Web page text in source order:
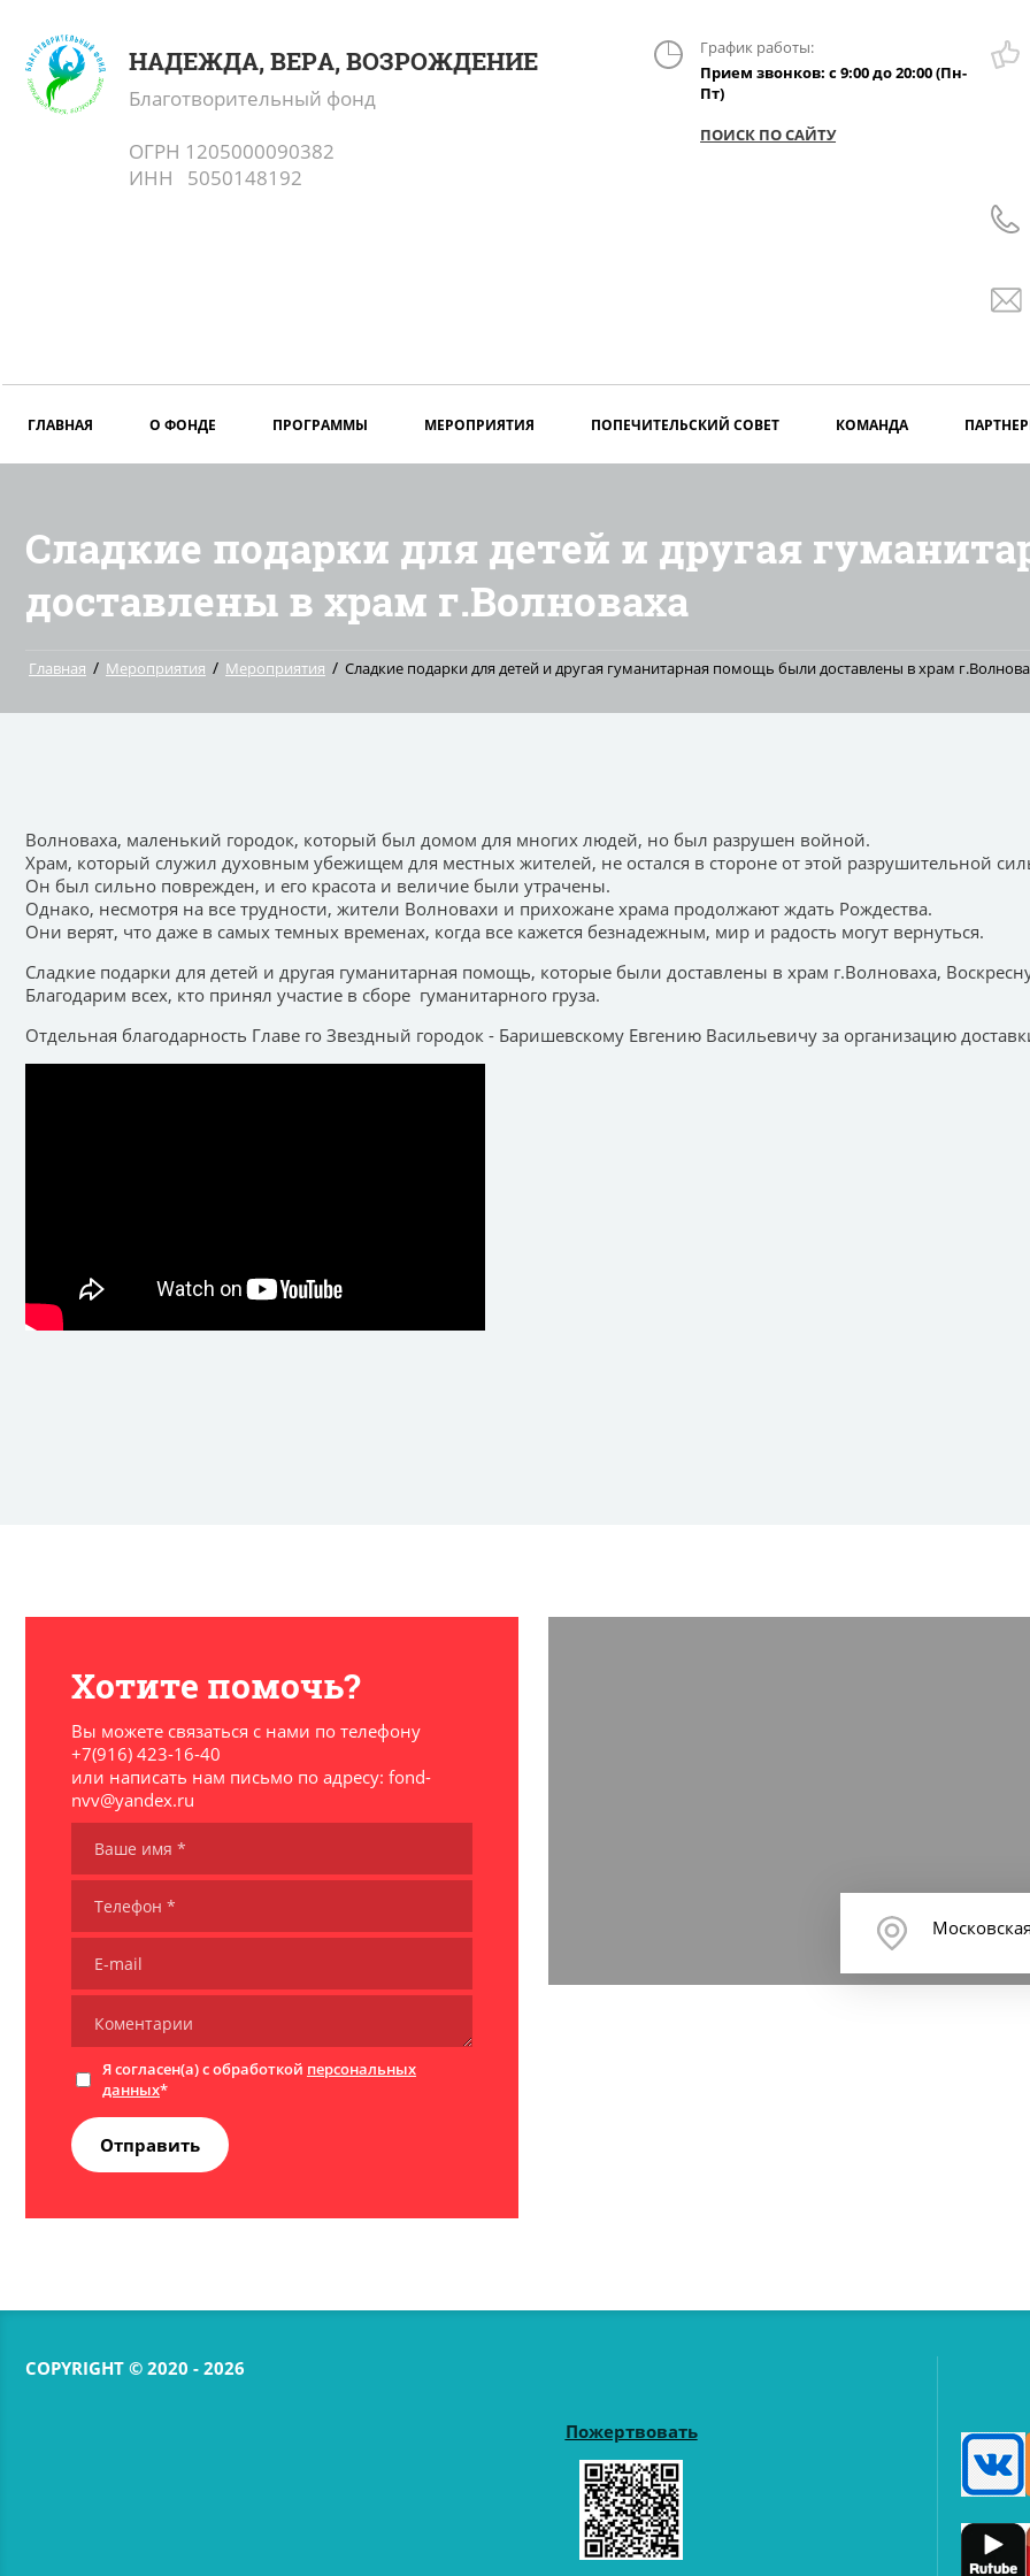
НАДЕЖДА, ВЕРА, ВОЗРОЖДЕНИЕ
Благотворительный фонд
ОГРН 1205000090382
ИНН 5050148192
График работы:
Прием звонков: с 9:00 до 20:00 (Пн-
Пт)
ПОИСК ПО САЙТУ
ГЛАВНАЯ О ФОНДЕ ПРОГРАММЫ МЕРОПРИЯТИЯ ПОПЕЧИТЕЛЬСКИЙ СОВЕТ КОМАНДА
Сладкие подарки для детей и другая
доставлены в храм г.Волноваха
Главная / Мероприятия / Мероприятия / Сладкие подарки для детей и другая гуманитарная помощь были доставлены в храм
Волноваха, маленький городок, который был домом для многих людей, но был разрушен войной.
Храм, который служил духовным убежищем для местных жителей, не остался в стороне от этой разрушительной
Он был сильно поврежден, и его красота и величие были утрачены.
Однако, несмотря на все трудности, жители Волновахи и прихожане храма продолжают ждать Рождества.
Они верят, что даже в самых темных временах, когда все кажется безнадежным, мир и радость могут вернуться.
Сладкие подарки для детей и другая гуманитарная помощь, которые были доставлены в храм г.Волноваха,
Благодарим всех, кто принял участие в сборе гуманитарного груза.
Отдельная благодарность Главе го Звездный городок - Баришевскому Евгению Васильевичу за организацию
Хотите помочь?
Вы можете связаться с нами по телефону
+7(916) 423-16-40
или написать нам письмо по адресу: fond-
nvv@yandex.ru
Я согласен(а) с обработкой персональных
данных*
Отправить
COPYRIGHT © 2020 - 2026
Пожертвовать